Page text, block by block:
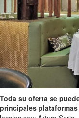
Toda su oferta se
principales plataformas